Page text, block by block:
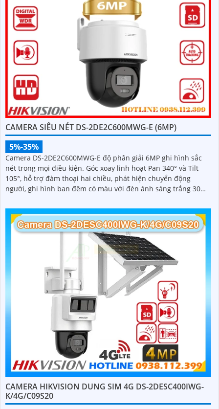
CAMERA SIÊU NÉT DS-2DE2C600MWG-E (6MP)
5%-35%
Camera DS-2DE2C600MWG-E độ phân giải 6MP ghi hình sắc
nét trong mọi điều kiện. Góc xoay linh hoạt Pan 340° và Tilt
105°, hỗ trợ đàm thoại hai chiều, phát hiện chuyển động
người, ghi hình ban đêm có màu với đèn ánh sáng trắng 30m,
CAMERA HIKVISION DUNG SIM 4G DS-2DESC400IWG-
K/4G/C09S20